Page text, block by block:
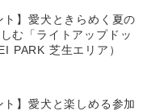
ト】愛犬ときらめく夏の
む「ライトアップドッ
PARK 芝生エリア）
ト】愛犬と楽しめる参加